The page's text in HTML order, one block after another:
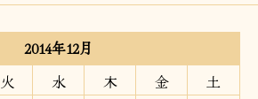
2014年12月
火 水 木 金
土